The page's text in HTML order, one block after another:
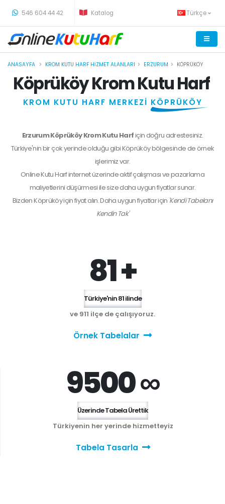
546 604 44 42 Katalog Türkçe
ANASAYFA KROM KUTU HARF HIZMET ALANLARI ERZURUM KÖPRÜKÖY
Köprüköy Krom Kutu Harf
KROM KUTU HARF MERKEZİ KÖPRÜKÖY
Erzurum Köprüköy Krom Kutu Harfiçin doğru adrestesiniz.
Türkiye'nin bir çok yerinde olduğu gibi Köprüköy bölgesinde de örnek
işlerimiz var.
Online Kutu Harf internet üzerinde aktif çalışması ve pazarlama
maliyetlerini düşürmesi ile size daha uygun fiyatlar sunar.
BizdenKöprüköyiçin fiyat alın. Daha uygun fiyatlar için 'Kendi Tabelanı
Kendin Tak'
81 +
Türkiye'nin 81 ilinde
ve 911 ilçe de çalışıyoruz.
Örnek Tabelalar
9500 ∞
Üzerinde Tabela Ürettik
Türkiyenin her yerinde hizmetteyiz
Tabela Tasarla